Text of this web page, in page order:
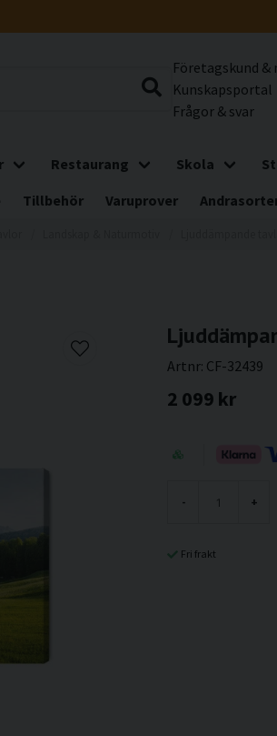
Företagskund &
Kunskapsportal
Frågor & svar
Restaurang Skola
Tillbehör Varuprover
Artnr: CF-32439
2 099 kr
- +
Fri frakt